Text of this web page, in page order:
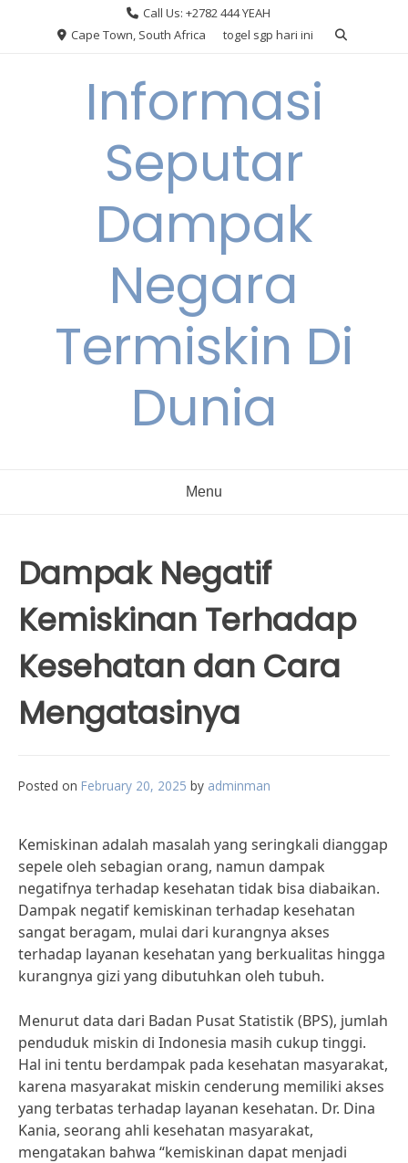
Call Us: +2782 444 YEAH
Cape Town, South Africa
togel sgp hari ini
Informasi
Seputar
Dampak
Negara
Termiskin Di
Dunia
Menu
Dampak Negatif
Kemiskinan Terhadap
Kesehatan dan Cara
Mengatasinya
Posted on February 20, 2025 by adminman
Kemiskinan adalah masalah yang seringkali dianggap
sepele oleh sebagian orang, namun dampak
negatifnya terhadap kesehatan tidak bisa diabaikan.
Dampak negatif kemiskinan terhadap kesehatan
sangat beragam, mulai dari kurangnya akses
terhadap layanan kesehatan yang berkualitas hingga
kurangnya gizi yang dibutuhkan oleh tubuh.
Menurut data dari Badan Pusat Statistik (BPS), jumlah
penduduk miskin di Indonesia masih cukup tinggi.
Hal ini tentu berdampak pada kesehatan masyarakat,
karena masyarakat miskin cenderung memiliki akses
yang terbatas terhadap layanan kesehatan. Dr. Dina
Kania, seorang ahli kesehatan masyarakat,
mengatakan bahwa “kemiskinan dapat menjadi